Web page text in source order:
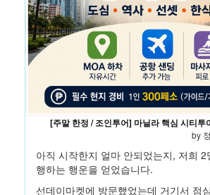
[주말 한정 / 조인투어] 마닐라 핵심 시티투
by
아직 시작한지 얼마 안되었는지, 저희 2
행하는 행운을 얻었습니다.
선데이마켓에 방문했었는데 거기서 점